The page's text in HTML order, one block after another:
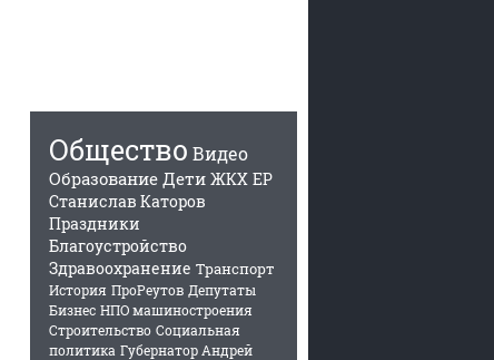
Общество Видео
Образование Дети ЖКХ ЕР
Станислав Каторов
Праздники
Благоустройство
Здравоохранение Транспорт
История ПроРеутов Депутаты
Бизнес НПО машиностроения
Строительство Социальная
политика Губернатор Андрей